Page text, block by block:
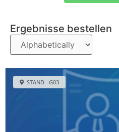
Ergebnisse bestellen
STAND G03